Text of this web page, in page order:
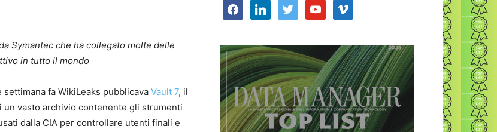
Symantec che ha collegato molte delle
in tutto il mondo
settimana fa WikiLeaks pubblicava Vault 7, il
un vasto archivio contenente gli strumenti
dalla CIA per controllare utenti finali e
facebooklinkedin twitter youtube vimeo